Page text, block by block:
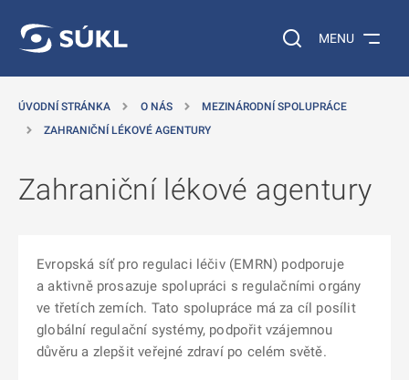
Vyhledávání na
MENU
ÚVODNÍ STRÁNKA O NÁS
MEZINÁRODNÍ SPOLUPRÁCE
ZAHRANIČNÍ LÉKOVÉ AGENTURY
Zahraniční lékové agentury
Evropská síť pro regulaci léčiv (EMRN) podporuje
a aktivně prosazuje spolupráci s regulačními orgány
ve třetích zemích. Tato spolupráce má za cíl posílit
globální regulační systémy, podpořit vzájemnou
důvěru a zlepšit veřejné zdraví po celém světě.